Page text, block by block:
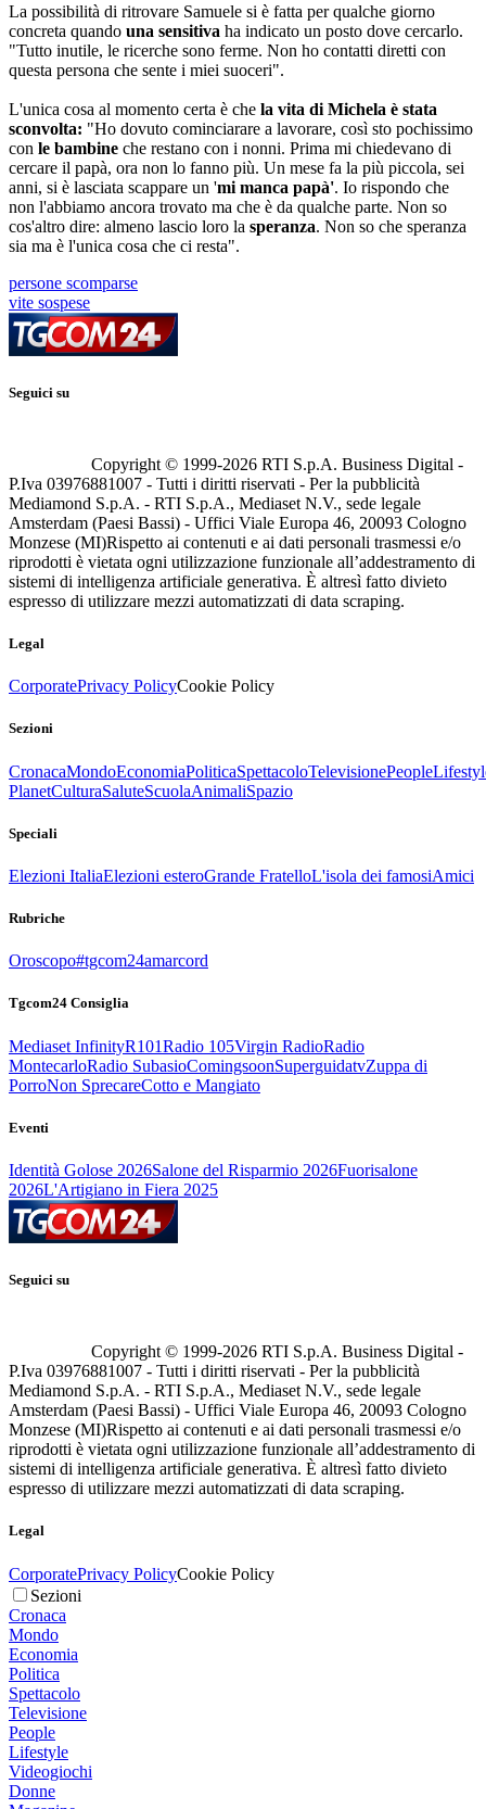
La possibilità di ritrovare Samuele si è fatta per qualche giorno
concreta quando una sensitiva ha indicato un posto dove cercarlo.
"Tutto inutile, le ricerche sono ferme. Non ho contatti diretti con
questa persona che sente i miei suoceri".
L'unica cosa al momento certa è che la vita di Michela è stata
sconvolta: "Ho dovuto cominciarare a lavorare, così sto pochissimo
con le bambine che restano con i nonni. Prima mi chiedevano di
cercare il papà, ora non lo fanno più. Un mese fa la più piccola, sei
anni, si è lasciata scappare un 'mi manca papà'. Io rispondo che
non l'abbiamo ancora trovato ma che è da qualche parte. Non so
cos'altro dire: almeno lascio loro la speranza. Non so che speranza
sia ma è l'unica cosa che ci resta".
persone scomparse
vite sospese
Seguici su
Copyright © 1999-2026 RTI S.p.A. Business Digital -
P.Iva 03976881007 - Tutti i diritti riservati - Per la pubblicità
Mediamond S.p.A. - RTI S.p.A., Mediaset N.V., sede legale
Amsterdam (Paesi Bassi) - Uffici Viale Europa 46, 20093 Cologno
Monzese (MI)Rispetto ai contenuti e ai dati personali trasmessi e/o
riprodotti è vietata ogni utilizzazione funzionale all’addestramento di
sistemi di intelligenza artificiale generativa. È altresì fatto divieto
espresso di utilizzare mezzi automatizzati di data scraping.
Legal
CorporatePrivacy PolicyCookie Policy
Sezioni
CronacaMondoEconomiaPoliticaSpettacoloTelevisionePeople
PlanetCulturaSaluteScuolaAnimaliSpazio
Speciali
Elezioni ItaliaElezioni esteroGrande FratelloL'isola dei famosiAmici
Rubriche
Oroscopo#tgcom24amarcord
Tgcom24 Consiglia
Mediaset InfinityR101Radio 105Virgin RadioRadio
MontecarloRadio SubasioComingsoonSuperguidatvZuppa di
PorroNon SprecareCotto e Mangiato
Eventi
Identità Golose 2026Salone del Risparmio 2026Fuorisalone
2026L'Artigiano in Fiera 2025
Seguici su
Copyright © 1999-2026 RTI S.p.A. Business Digital -
P.Iva 03976881007 - Tutti i diritti riservati - Per la pubblicità
Mediamond S.p.A. - RTI S.p.A., Mediaset N.V., sede legale
Amsterdam (Paesi Bassi) - Uffici Viale Europa 46, 20093 Cologno
Monzese (MI)Rispetto ai contenuti e ai dati personali trasmessi e/o
riprodotti è vietata ogni utilizzazione funzionale all’addestramento di
sistemi di intelligenza artificiale generativa. È altresì fatto divieto
espresso di utilizzare mezzi automatizzati di data scraping.
Legal
CorporatePrivacy PolicyCookie Policy
Sezioni
Cronaca
Mondo
Economia
Politica
Spettacolo
Televisione
People
Lifestyle
Videogiochi
Donne